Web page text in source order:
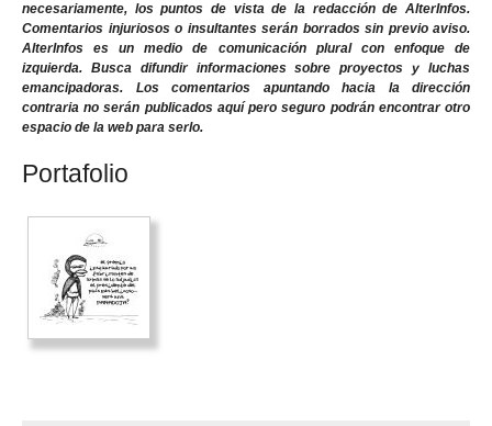
necesariamente, los puntos de vista de la redacción de AlterInfos.
Comentarios injuriosos o insultantes serán borrados sin previo aviso.
AlterInfos es un medio de comunicación plural con enfoque de
izquierda. Busca difundir informaciones sobre proyectos y luchas
emancipadoras. Los comentarios apuntando hacia la dirección
contraria no serán publicados aquí pero seguro podrán encontrar otro
espacio de la web para serlo.
Portafolio